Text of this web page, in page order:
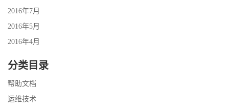
2016年7月
2016年5月
2016年4月
分类目录
帮助文档
运维技术